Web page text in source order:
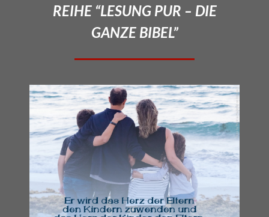
REIHE “LESUNG PUR – DIE
GANZE BIBEL”